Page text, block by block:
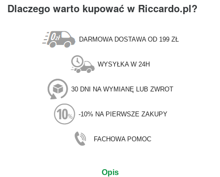
Dlaczego warto kupować w Riccardo.pl?
DARMOWA DOSTAWA OD 199 ZŁ
WYSYŁKA W 24H
30 DNI NA WYMIANĘ LUB ZWROT
-10% NA PIERWSZE ZAKUPY
FACHOWA POMOC
Opis